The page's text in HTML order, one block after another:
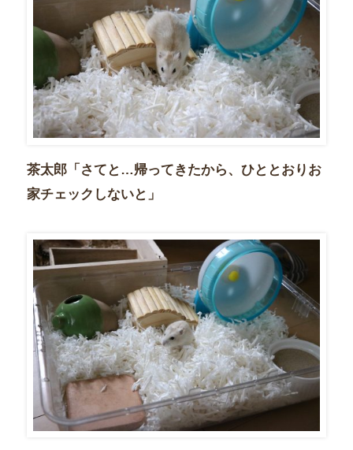
茶太郎「さてと…帰ってきたから、ひととおりお
家チェックしないと」